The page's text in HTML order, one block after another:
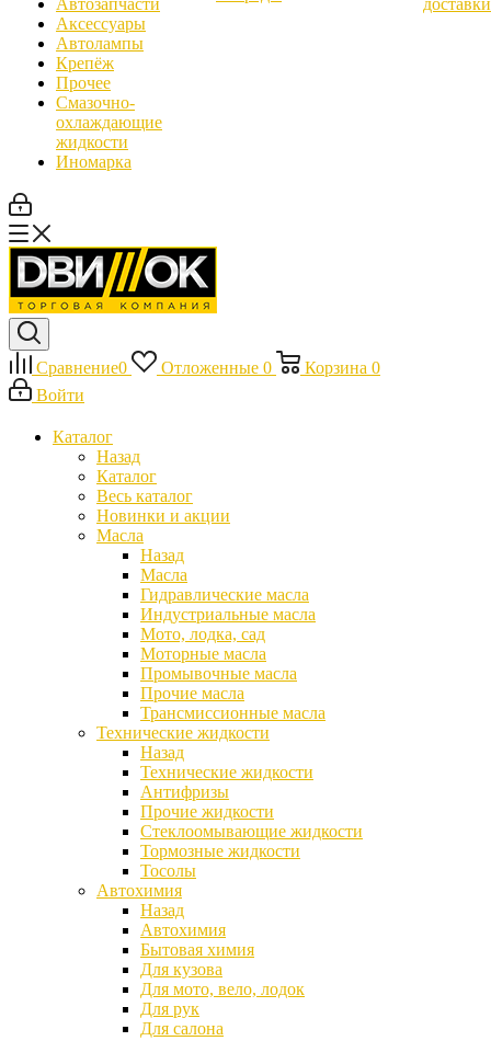
Автозапчасти
Аксессуары
Автолампы
Крепёж
Прочее
Смазочно-
охлаждающие
жидкости
Иномарка
доставки
Сравнение0 Отложенные 0 Корзина 0
Войти
Каталог
Назад
Каталог
Весь каталог
Новинки и акции
Масла
Назад
Масла
Гидравлические масла
Индустриальные масла
Мото, лодка, сад
Моторные масла
Промывочные масла
Прочие масла
Трансмиссионные масла
Технические жидкости
Назад
Технические жидкости
Антифризы
Прочие жидкости
Стеклоомывающие жидкости
Тормозные жидкости
Тосолы
Автохимия
Назад
Автохимия
Бытовая химия
Для кузова
Для мото, вело, лодок
Для рук
Для салона